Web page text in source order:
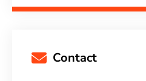
Contact